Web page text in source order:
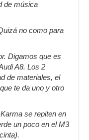
de potencia, de
y tan falto de
el TR está
de música
no como para
Digamos que es
A8. Los 2
de materiales, el
te da uno y otro
se repiten en
un poco en el M3